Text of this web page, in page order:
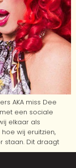
AKA miss Dee
een sociale
elkaar als
wij eruitzien,
staan. Dit draagt